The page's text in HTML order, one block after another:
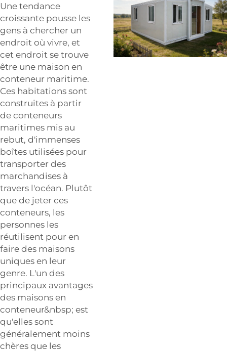
Une tendance
croissante pousse les
gens à chercher un
endroit où vivre, et
cet endroit se trouve
être une maison en
conteneur maritime.
Ces habitations sont
construites à partir
de conteneurs
maritimes mis au
rebut, d'immenses
boîtes utilisées pour
transporter des
marchandises à
travers l'océan. Plutôt
que de jeter ces
conteneurs, les
personnes les
réutilisent pour en
faire des maisons
uniques en leur
genre. L'un des
principaux avantages
des maisons en
conteneur&nbsp; est
qu'elles sont
généralement moins
chères que les